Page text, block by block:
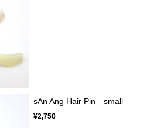
sAn Ang Hair Pin small
¥2,750